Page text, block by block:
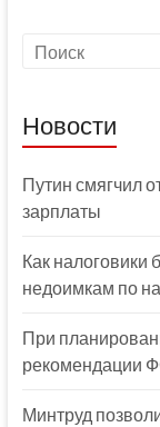
Новости
Путин смягчил
зарплаты
Как налоговики
недоимкам по
При
рекомендации
Минтруд